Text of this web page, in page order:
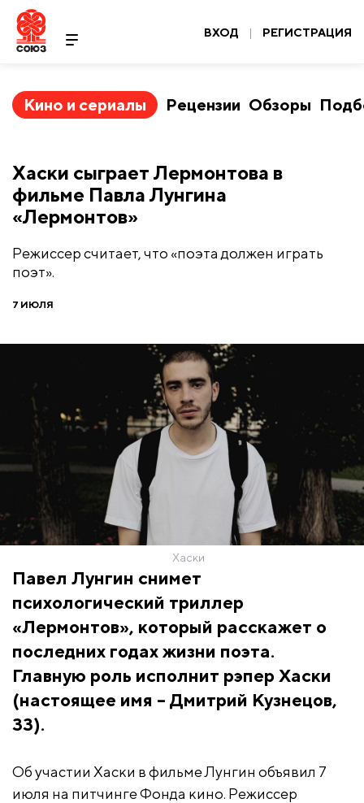
ВХОД | РЕГИСТРАЦИЯ
Кино и сериалы Рецензии Обзоры
Хаски сыграет Лермонтова в
фильме Павла Лунгина
«Лермонтов»
Режиссер считает, что «поэта должен играть
поэт».
7 ИЮЛЯ
Хаски
Павел Лунгин снимет
психологический триллер
«Лермонтов», который расскажет о
последних годах жизни поэта.
Главную роль исполнит рэпер Хаски
(настоящее имя – Дмитрий Кузнецов,
33).
Об участии Хаски в фильме Лунгин объявил 7
июля на питчинге Фонда кино. Режиссер